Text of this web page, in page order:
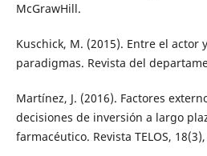
McGrawHill.
Kuschick, M. (2015). Entre el actor
paradigmas. Revista del
Martínez, J. (2016). Factores
decisiones de inversión a largo
farmacéutico. Revista TELOS,